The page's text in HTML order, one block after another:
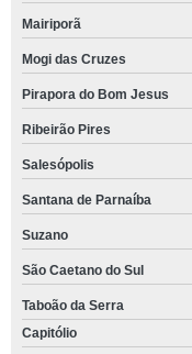
Mairiporã
Mogi das Cruzes
Pirapora do Bom Jesus
Ribeirão Pires
Salesópolis
Santana de Parnaíba
Suzano
São Caetano do Sul
Taboão da Serra
Capitólio